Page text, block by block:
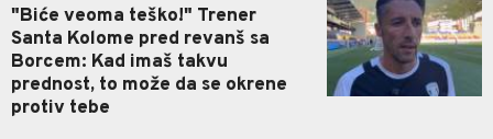
"Biće veoma teško!" Trener
Santa Kolome pred revanš sa
Borcem: Kad imaš takvu
prednost, to može da se okrene
protiv tebe